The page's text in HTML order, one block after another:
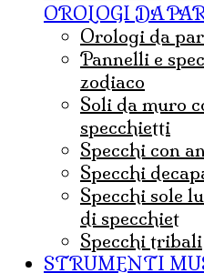
OROLOGI DA
orologi da
pannelli e specchi con divinita e
zodiaco
soli da muro con mosaico di
specchietti
specchi con
specchi
specchi sole luna con o senza mosaico
di specchiet
specchi tribali
STRUMENTI